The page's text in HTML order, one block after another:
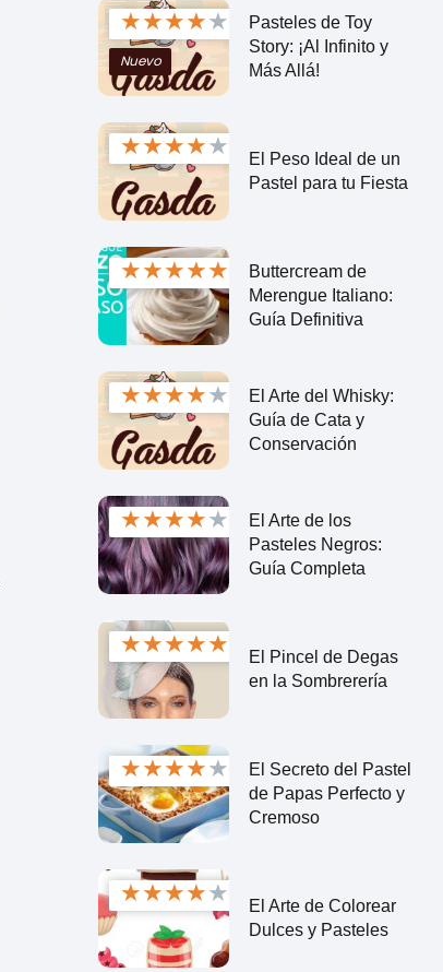
★★★★★
Nuevo
Pasteles de Toy
Story: ¡Al Infinito y
Más Allá!
★★★★★
El Peso Ideal de un
Pastel para tu Fiesta
★★★★★
Buttercream de
Merengue Italiano:
Guía Definitiva
★★★★★
El Arte del Whisky:
Guía de Cata y
Conservación
★★★★★
El Arte de los
Pasteles Negros:
Guía Completa
★★★★★
El Pincel de Degas
en la Sombrerería
★★★★★
El Secreto del Pastel
de Papas Perfecto y
Cremoso
★★★★★
El Arte de Colorear
Dulces y Pasteles